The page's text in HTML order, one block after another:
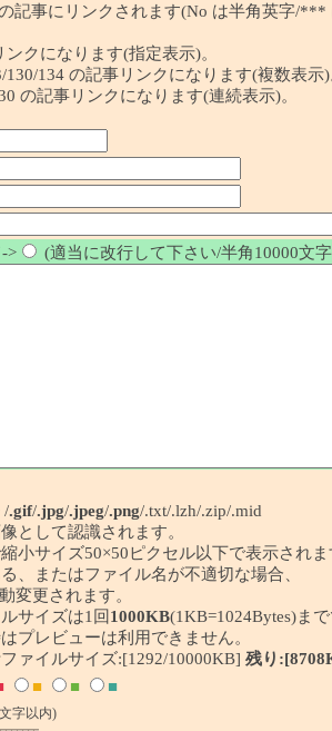
記事にリンクされます(No は半角英字/***
クになります(指定表示)。
134 の記事リンクになります(複数表示)
の記事リンクになります(連続表示)。
> (適当に改行して下さい/半角10000文
/.gif/.jpg/.jpeg/.png/.txt/.lzh/.zip/.mid
として認識されます。
小サイズ50×50ピクセル以下で表示されま
、またはファイル名が不適切な場合、
更されます。
サイズは1回 1000KB(1KB=1024Bytes)まで
プレビューは利用できません。
ァイルサイズ:[1292/10000KB] 残り
■ ■
■
字以内)